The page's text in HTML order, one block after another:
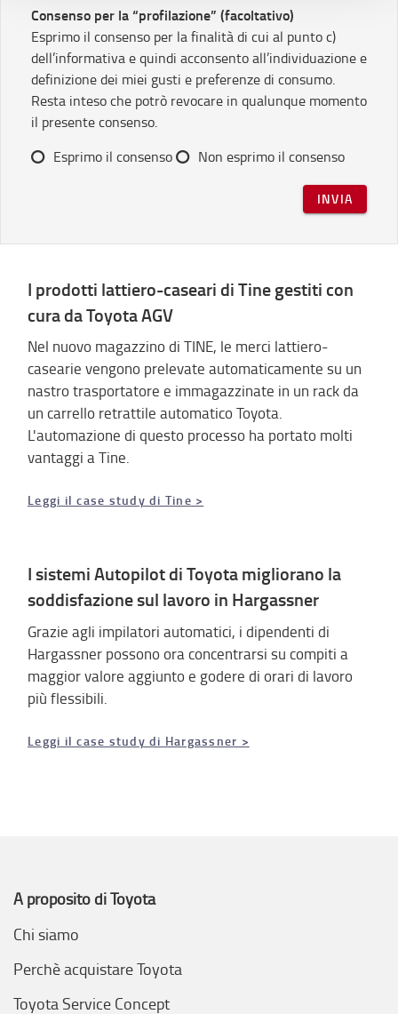
Informativa estesa cookie. La chiusura del presente
banner comporterà il permanere dei soli cookie tecnici ed
analytics, per i quali non occorre il tuo consenso. Potrai
comunque modificare le tue scelte in qualsiasi momento,
accedendo al link presente nel footer.
Consenso per la “profilazione” (facoltativo)
Esprimo il consenso per la finalità di cui al punto c)
dell’informativa e quindi acconsento all’individuazione e
definizione dei miei gusti e preferenze di consumo.
Resta inteso che potrò revocare in qualunque momento
il presente consenso.
Esprimo il consenso
Non esprimo il consenso
INVIA
I prodotti lattiero-caseari di Tine gestiti con
cura da Toyota AGV
Nel nuovo magazzino di TINE, le merci lattiero-
casearie vengono prelevate automaticamente su un
nastro trasportatore e immagazzinate in un rack da
un carrello retrattile automatico Toyota.
L'automazione di questo processo ha portato molti
vantaggi a Tine.
Leggi il case study di Tine >
I sistemi Autopilot di Toyota migliorano la
soddisfazione sul lavoro in Hargassner
Grazie agli impilatori automatici, i dipendenti di
Hargassner possono ora concentrarsi su compiti a
maggior valore aggiunto e godere di orari di lavoro
più flessibili.
Leggi il case study di Hargassner >
A proposito di Toyota
Chi siamo
Perchè acquistare Toyota
Toyota Service Concept